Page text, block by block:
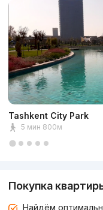
Tashkent City Park
5 мин 800м
Покупка
Найдём